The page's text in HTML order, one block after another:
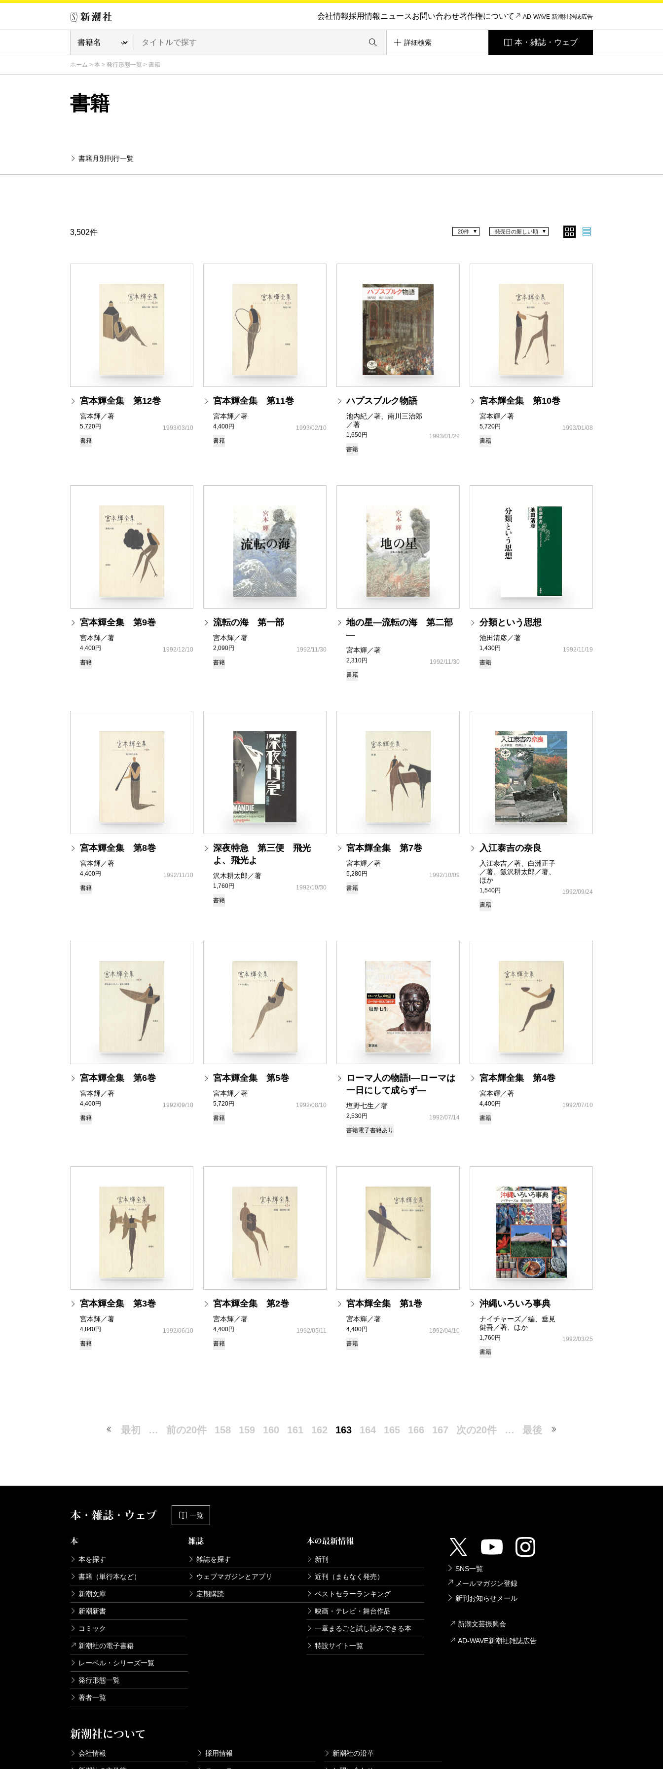
会社情報採用情報ニュースお問い合わせ著作権について AD-WAVE 新潮社雑誌広告
詳細検索 本・雑誌・ウェブ
ホーム > 本 > 発行形態一覧 > 書籍
書籍
書籍月別刊行一覧
3,502件 発売日の新しい順
20件
宮本輝全集 第12巻
宮本輝／著
5,720円
1993/03/10
書籍
宮本輝全集 第11巻
宮本輝／著
4,400円
1993/02/10
書籍
ハプスブルク物語
池内紀／著、南川三治郎
／著
1,650円
1993/01/29
書籍
宮本輝全集 第10巻
宮本輝／著
5,720円
1993/01/08
書籍
宮本輝全集 第9巻
宮本輝／著
4,400円
1992/12/10
書籍
流転の海 第一部
宮本輝／著
2,090円
1992/11/30
書籍
地の星―流転の海 第二部
―
宮本輝／著
2,310円
1992/11/30
書籍
分類という思想
池田清彦／著
1,430円
1992/11/19
書籍
宮本輝全集 第8巻
宮本輝／著
4,400円
1992/11/10
書籍
深夜特急 第三便 飛光
よ、飛光よ
沢木耕太郎／著
1,760円
1992/10/30
書籍
宮本輝全集 第7巻
宮本輝／著
5,280円
1992/10/09
書籍
入江泰吉の奈良
入江泰吉／著、白洲正子
／著、飯沢耕太郎／著、
ほか
1,540円
1992/09/24
書籍
宮本輝全集 第6巻
宮本輝／著
4,400円
1992/09/10
書籍
宮本輝全集 第5巻
宮本輝／著
5,720円
1992/08/10
書籍
ローマ人の物語I―ローマは
一日にして成らず―
塩野七生／著
2,530円
1992/07/14
書籍電子書籍あり
宮本輝全集 第4巻
宮本輝／著
4,400円
1992/07/10
書籍
宮本輝全集 第3巻
宮本輝／著
4,840円
1992/06/10
書籍
宮本輝全集 第2巻
宮本輝／著
4,400円
1992/05/11
書籍
宮本輝全集 第1巻
宮本輝／著
4,400円
1992/04/10
書籍
沖縄いろいろ事典
ナイチャーズ／編、垂見
健吾／著、ほか
1,760円
1992/03/25
書籍
最初 … 前の20件 158 159 160 161 162 163 164 165 166 167 次の20件 … 最後
本・雑誌・ウェブ 一覧
本
本を探す
書籍（単行本など）
新潮文庫
新潮新書
コミック
新潮社の電子書籍
レーベル・シリーズ一覧
発行形態一覧
著者一覧
雑誌
雑誌を探す
ウェブマガジンとアプリ
定期購読
本の最新情報
新刊
近刊（まもなく発売）
ベストセラーランキング
映画・テレビ・舞台作品
一章まるごと試し読みできる本
特設サイト一覧
新潮社について
会社情報 採用情報 新潮社の沿革
SNS一覧
メールマガジン登録
新刊お知らせメール
新潮文芸振興会
AD-WAVE新潮社雑誌広告